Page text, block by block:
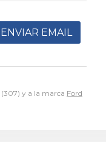
(307) y a la marca Ford
ENVIAR EMAIL